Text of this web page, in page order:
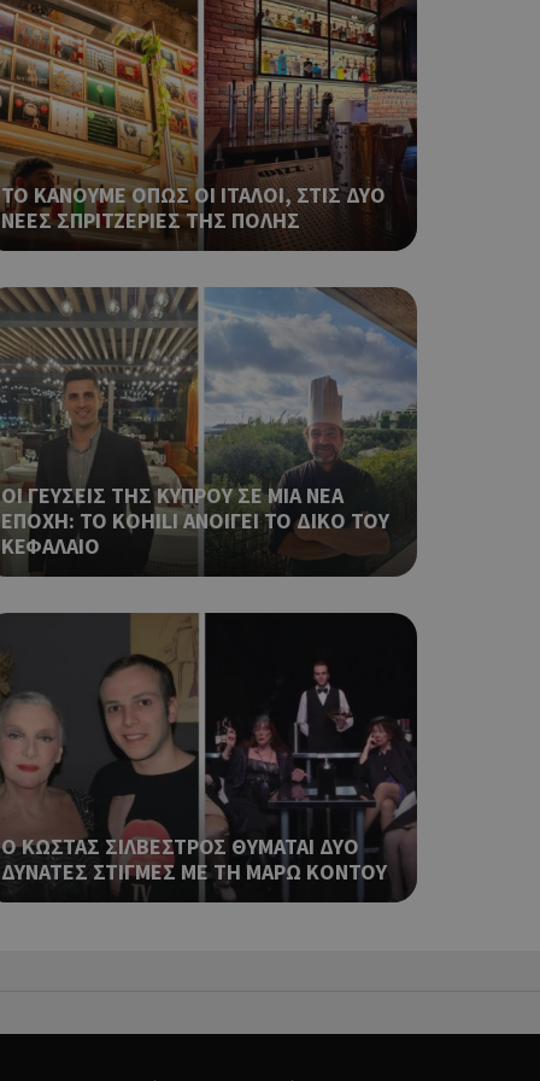
ΤΟ ΚΑΝΟΥΜΕ ΟΠΩΣ ΟΙ ΙΤΑΛΟΙ, ΣΤΙΣ ΔΥΟ
ΝΕΕΣ ΣΠΡΙΤΖΕΡΙΕΣ ΤΗΣ ΠΟΛΗΣ
ΟΙ ΓΕΥΣΕΙΣ ΤΗΣ ΚΥΠΡΟΥ ΣΕ ΜΙΑ ΝΕΑ
ΕΠΟΧΗ: ΤΟ KOHILI ΑΝΟΙΓΕΙ ΤΟ ΔΙΚΟ ΤΟΥ
ΚΕΦΑΛΑΙΟ
O ΚΩΣΤΑΣ ΣΙΛΒΕΣΤΡΟΣ ΘΥΜΑΤΑΙ ΔΥΟ
ΔΥΝΑΤΕΣ ΣΤΙΓΜΕΣ ΜΕ ΤΗ ΜΑΡΩ ΚΟΝΤΟΥ
δηλαδή να
στον χρήστη
όπως είναι το
push down
δηλαδή να
στον χρήστη
όπως είναι το
την
που
για ένα
μεταβλητών
είναι
ο
ένα καλό
δηλαδή να
στον χρήστη
όπως είναι το
push down
διάκριση
είναι
να
τη χρήση του
δηλαδή να
στον χρήστη
δηλαδή να
στον χρήστη